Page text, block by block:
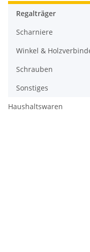
Regalträger
Scharniere
Winkel &
Schrauben
Sonstiges
Haushaltswaren